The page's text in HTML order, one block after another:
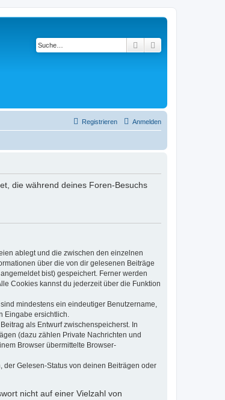
Suche
Anmelden
Registrieren
die während deines Foren-Besuchs
ablegt und die zwischen den einzelnen
über die von dir gelesenen Beiträge
bist) gespeichert. Ferner werden
Cookies kannst du jederzeit über die Funktion
mindestens ein eindeutiger Benutzername,
Eingabe ersichtlich.
als Entwurf zwischenspeicherst. In
(dazu zählen Private Nachrichten und
Browser übermittelte Browser-
Gelesen-Status von deinen Beiträgen oder
nicht auf einer Vielzahl von